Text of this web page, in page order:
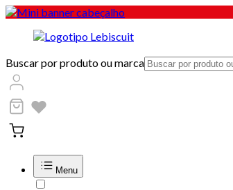
Buscar por produto ou marca
Menu